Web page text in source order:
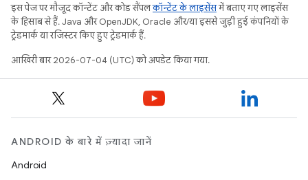
इस पेज पर मौजूद कॉन्टेंट और कोड सैंपलकॉन्टेंट के लाइसेंसमें बताए गए लाइसेंस
के हिसाब से हैं. Java और OpenJDK, Oracle और/या इससे जुड़ी हुई कंपनियों के
ट्रेडमार्क या रजिस्टर किए हुए ट्रेडमार्क हैं.
आखिरी बार 2026-07-04 (UTC) को अपडेट किया गया.
ANDROID के बारे में ज़्यादा जानें
Android